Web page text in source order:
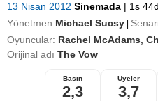
13 Nisan 2012 Sinemada | 1s
Yönetmen Michael Sucsy
Oyuncular: Rachel McAdams
Orijinal adı The Vow
Basın
2,3
Üyeler
3,7